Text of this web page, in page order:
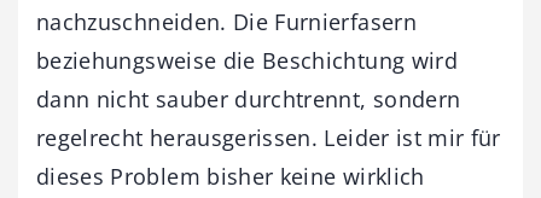
nachzuschneiden. Die Furnierfasern
beziehungsweise die Beschichtung wird
dann nicht sauber durchtrennt, sondern
regelrecht herausgerissen. Leider ist mir für
dieses Problem bisher keine wirklich